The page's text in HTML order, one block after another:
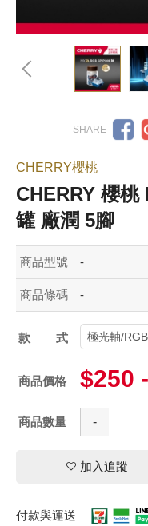
CHERRY櫻桃
CHERRY 櫻桃
罐 廠潤 5腳
商品型號 -
商品條碼 -
款式極光軸/
商品價格 $250
商品數量 -
加入追蹤
付款與運送